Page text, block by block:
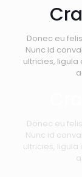
Donec eu
Nunc id
ultricies,
Donec eu
Nunc id
ultricies,